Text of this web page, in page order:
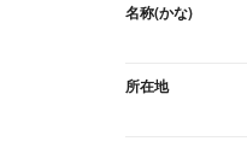
名称(かな)
所在地